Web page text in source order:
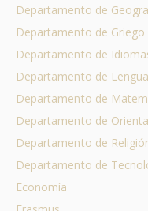
Departamento de
Departamento de Griego
Departamento de
Departamento de Lengua
Departamento de
Departamento de
Departamento de
Departamento de
Economía